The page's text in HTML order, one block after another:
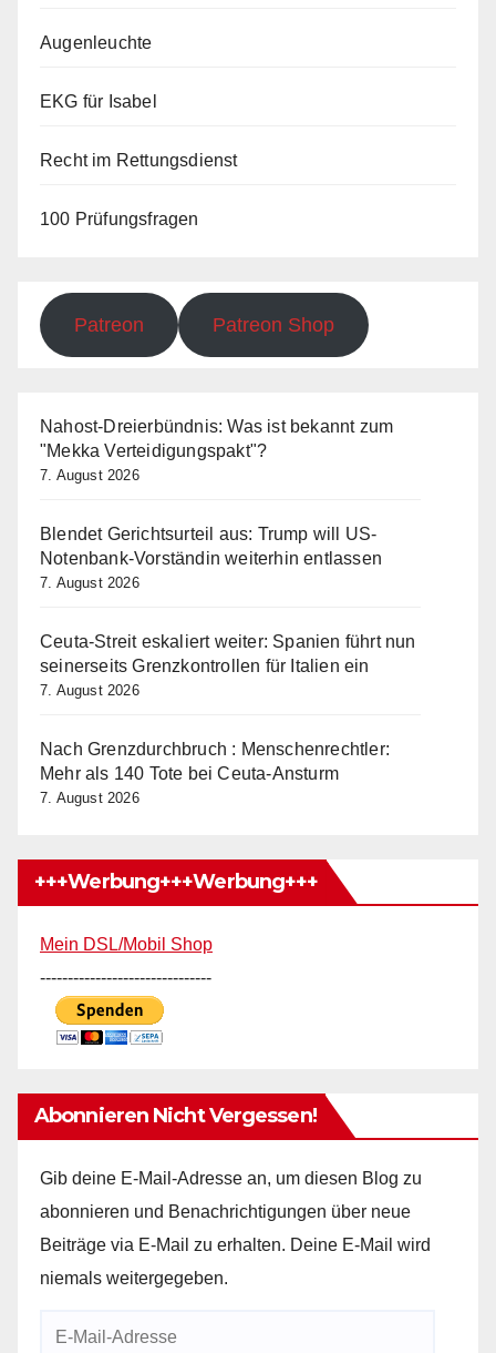
Augenleuchte
EKG für Isabel
Recht im Rettungsdienst
100 Prüfungsfragen
Patreon Patreon Shop
Nahost-Dreierbündnis: Was ist bekannt zum
"Mekka Verteidigungspakt"?
7. August 2026
Blendet Gerichtsurteil aus: Trump will US-
Notenbank-Vorständin weiterhin entlassen
7. August 2026
Ceuta-Streit eskaliert weiter: Spanien führt nun
seinerseits Grenzkontrollen für Italien ein
7. August 2026
Nach Grenzdurchbruch : Menschenrechtler:
Mehr als 140 Tote bei Ceuta-Ansturm
7. August 2026
+++Werbung+++Werbung+++
Mein DSL/Mobil Shop
-------------------------------
Abonnieren Nicht Vergessen!
Gib deine E-Mail-Adresse an, um diesen Blog zu
abonnieren und Benachrichtigungen über neue
Beiträge via E-Mail zu erhalten. Deine E-Mail wird
niemals weitergegeben.